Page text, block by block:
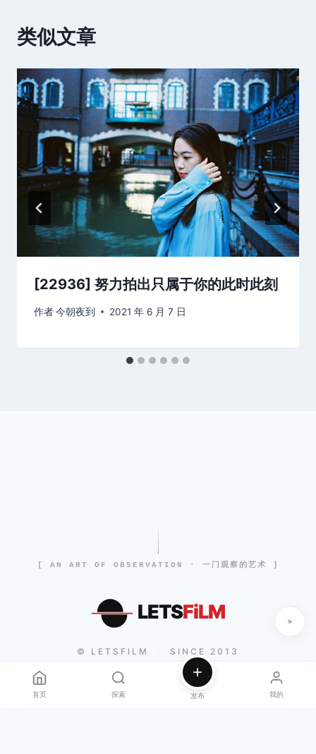
类似文章
[22936] 努力拍出只属于你的此时此刻
作者今朝夜到 2021 年 6 月 7 日
[ AN ART OF OBSERVATION · 一门观察的艺术 ]
LETSFiLM
© LETSFILM SINCE 2013
首页 探索 发布 我的